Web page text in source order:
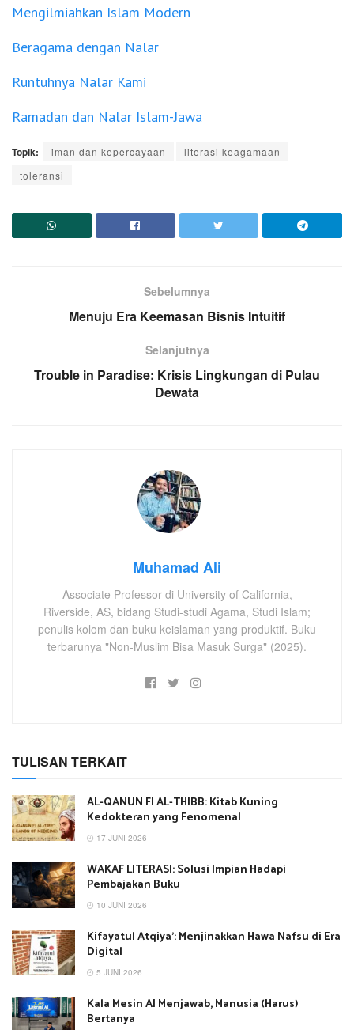
Mengilmiahkan Islam Modern
Beragama dengan Nalar
Runtuhnya Nalar Kami
Ramadan dan Nalar Islam-Jawa
Topik: iman dan kepercayaan
literasi keagamaan
toleransi
Sebelumnya
Menuju Era Keemasan Bisnis Intuitif
Selanjutnya
Trouble in Paradise: Krisis Lingkungan di Pulau
Dewata
Muhamad Ali
Associate Professor di University of California,
Riverside, AS, bidang Studi-studi Agama, Studi Islam;
penulis kolom dan buku keislaman yang produktif. Buku
terbarunya "Non-Muslim Bisa Masuk Surga" (2025).
TULISAN TERKAIT
AL-QANUN FI AL-THIBB: Kitab Kuning
Kedokteran yang Fenomenal
17 JUNI 2026
WAKAF LITERASI: Solusi Impian Hadapi
Pembajakan Buku
10 JUNI 2026
Kifayatul Atqiya’: Menjinakkan Hawa Nafsu di Era
Digital
5 JUNI 2026
Kala Mesin AI Menjawab, Manusia (Harus)
Bertanya